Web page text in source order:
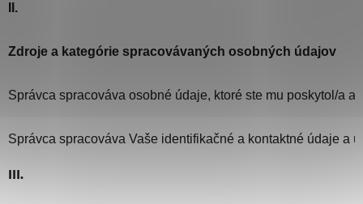
II.
Zdroje a kategórie spracovávaných osobných údajov
Správca spracováva osobné údaje, ktoré ste mu poskytol/a
Správca spracováva Vaše identifikačné a kontaktné údaje a
III.